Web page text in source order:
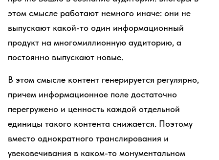
этом смысле работают немного иначе: они не
выпускают какой-то один информационный
продукт на многомиллионную аудиторию, а
постоянно выпускают новые.
В этом смысле контент генерируется регулярно,
причем информационное поле достаточно
перегружено и ценность каждой отдельной
единицы такого контента снижается. Поэтому
вместо однократного транслирования и
увековечивания в каком-то монументальном